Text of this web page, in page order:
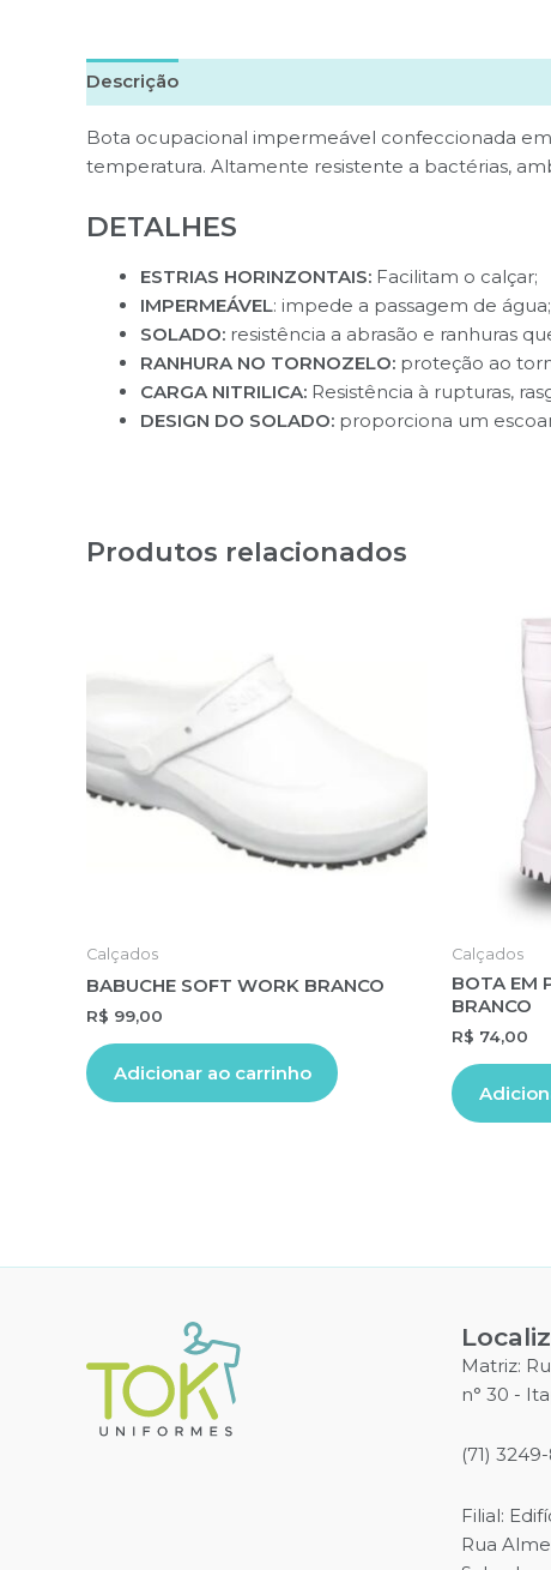
Descrição
Bota ocupacional impermeável confeccionada
temperatura. Altamente resistente a bactérias,
DETALHES
ESTRIAS HORINZONTAIS: Facilitam o calçar;
IMPERMEÁVEL: impede a passagem de água;
SOLADO: resistência a abrasão e ranhuras
RANHURA NO TORNOZELO: proteção ao
CARGA NITRILICA: Resistência à rupturas,
DESIGN DO SOLADO: proporciona um
Produtos relacionados
Calçados
BABUCHE SOFT WORK BRANCO
R$ 99,00
Adicionar ao carrinho
Calçados
BOTA EM
BRANCO
R$ 74,00
Matriz:
n° 30 -
(71)
Filial:
Rua